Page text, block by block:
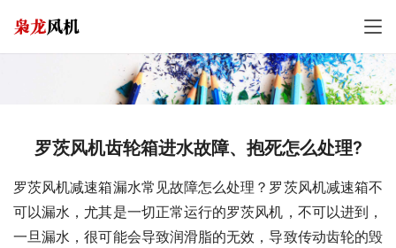
罗茨风机齿轮箱进水故障、抱死怎么处理?
罗茨风机减速箱漏水常见故障怎么处理？罗茨风机减速箱不
可以漏水，尤其是一切正常运行的罗茨风机，不可以进到，
一旦漏水，很可能会导致润滑脂的无效，导致传动齿轮的毁